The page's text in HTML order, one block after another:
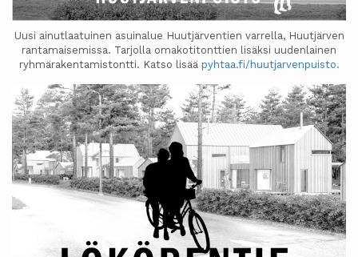
Uusi ainutlaatuinen asuinalue Huutjärventien varrella, Huutjärven
rantamaisemissa. Tarjolla omakotitonttien lisäksi uudenlainen
ryhmärakentamistontti. Katso lisää pyhtaa.fi/huutjarvenpuisto.